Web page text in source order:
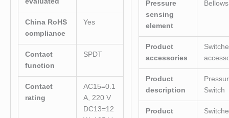
China RoHS
compliance
Yes
Contact
function
SPDT
Contact
rating
AC15=0.1
A, 220 V
DC13=12
Pressure
sensing
element
Bellows
Product
accessories
Product
description
Switch
Product